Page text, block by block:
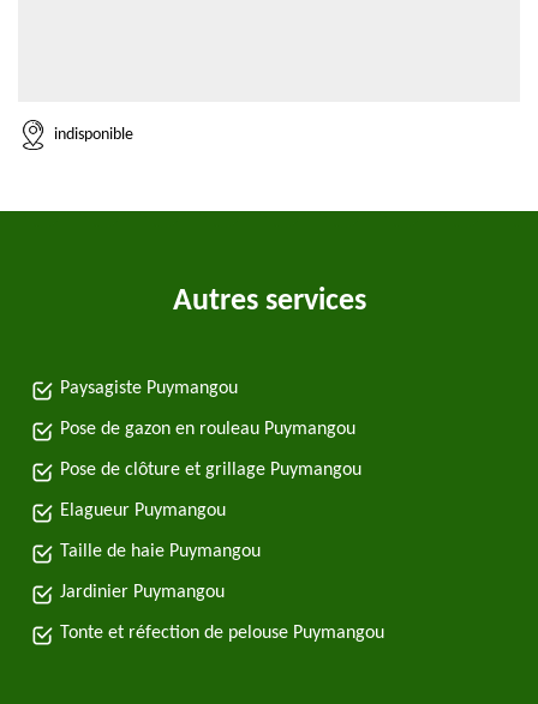
indisponible
Autres services
Paysagiste Puymangou
Pose de gazon en rouleau Puymangou
Pose de clôture et grillage Puymangou
Elagueur Puymangou
Taille de haie Puymangou
Jardinier Puymangou
Tonte et réfection de pelouse Puymangou